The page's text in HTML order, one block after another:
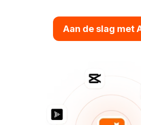
Aan de slag met